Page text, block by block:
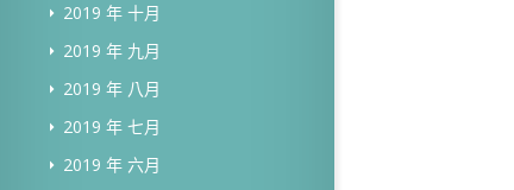
2019 年 十月
2019 年 九月
2019 年 八月
2019 年 七月
2019 年 六月